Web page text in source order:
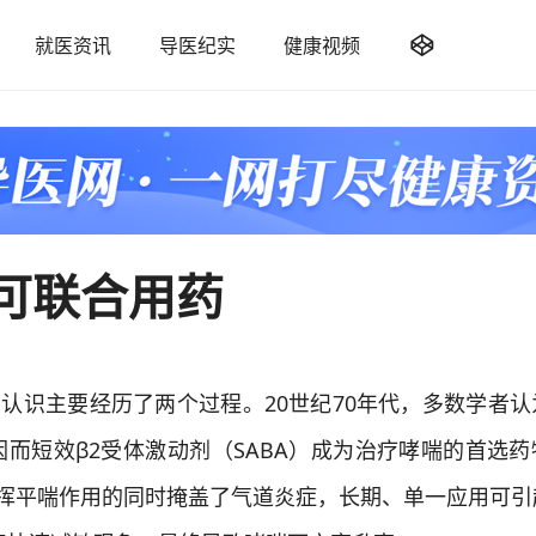
就医资讯 导医纪实 健康视频 
联合用药
主要经历了两个过程。20世纪70年代，多数学者认
短效β2受体激动剂（SABA）成为治疗哮喘的首选
平喘作用的同时掩盖了气道炎症，长期、单一应用可